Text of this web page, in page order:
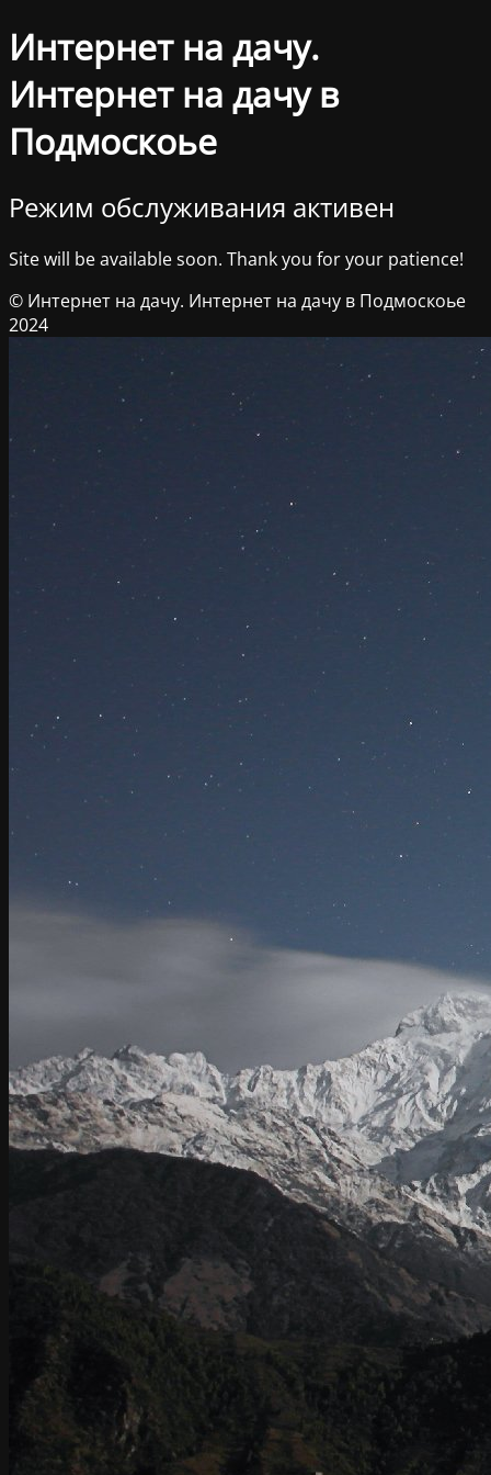
Интернет на дачу.
Интернет на дачу в
Подмоскоье
Режим обслуживания активен
Site will be available soon. Thank you for your patience!
© Интернет на дачу. Интернет на дачу в Подмоскоье
2024